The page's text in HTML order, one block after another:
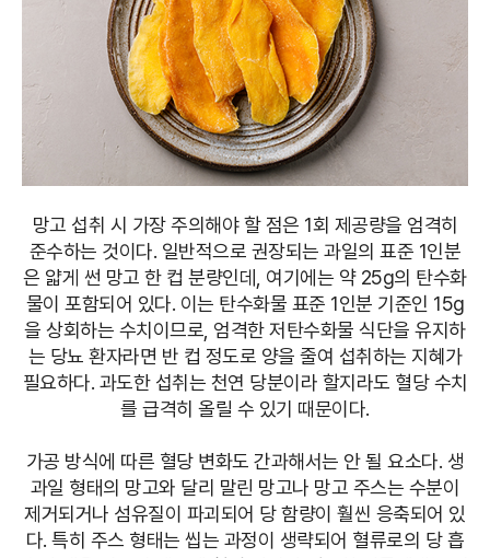
망고 섭취 시 가장 주의해야 할 점은 1회 제공량을 엄격히
준수하는 것이다. 일반적으로 권장되는 과일의 표준 1인분
은 얇게 썬 망고 한 컵 분량인데, 여기에는 약 25g의 탄수화
물이 포함되어 있다. 이는 탄수화물 표준 1인분 기준인 15g
을 상회하는 수치이므로, 엄격한 저탄수화물 식단을 유지하
는 당뇨 환자라면 반 컵 정도로 양을 줄여 섭취하는 지혜가
필요하다. 과도한 섭취는 천연 당분이라 할지라도 혈당 수치
를 급격히 올릴 수 있기 때문이다.
가공 방식에 따른 혈당 변화도 간과해서는 안 될 요소다. 생
과일 형태의 망고와 달리 말린 망고나 망고 주스는 수분이
제거되거나 섬유질이 파괴되어 당 함량이 훨씬 응축되어 있
다. 특히 주스 형태는 씹는 과정이 생략되어 혈류로의 당 흡